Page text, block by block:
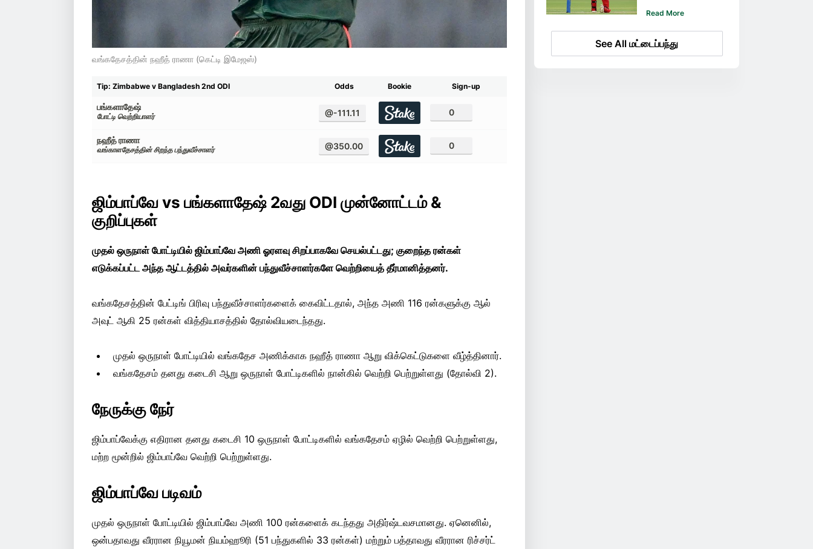
வங்கதேசத்தின் நஹீத் ராணா (கெட்டி இமேஜஸ்)
Tip: Zimbabwe v Bangladesh 2nd ODI Odds Bookie Sign-up
பங்களாதேஷ்
போட்டி வெற்றியாளர் @-111.11 0
நஹீத் ராணா
வங்காளதேசத்தின் சிறந்த பந்துவீச்சாளர் @350.00 0
ஜிம்பாப்வே vs பங்களாதேஷ் 2வது ODI முன்னோட்டம் &
குறிப்புகள்
முதல் ஒருநாள் போட்டியில் ஜிம்பாப்வே அணி ஓரளவு சிறப்பாகவே செயல்பட்டது; குறைந்த ரன்கள்
எடுக்கப்பட்ட அந்த ஆட்டத்தில் அவர்களின் பந்துவீச்சாளர்களே வெற்றியைத் தீர்மானித்தனர்.
வங்கதேசத்தின் பேட்டிங் பிரிவு பந்துவீச்சாளர்களைக் கைவிட்டதால், அந்த அணி 116 ரன்களுக்கு ஆல்
அவுட் ஆகி 25 ரன்கள் வித்தியாசத்தில் தோல்வியடைந்தது.
முதல் ஒருநாள் போட்டியில் வங்கதேச அணிக்காக நஹீத் ராணா ஆறு விக்கெட்டுகளை வீழ்த்தினார்.
வங்கதேசம் தனது கடைசி ஆறு ஒருநாள் போட்டிகளில் நான்கில் வெற்றி பெற்றுள்ளது (தோல்வி 2).
நேருக்கு நேர்
ஜிம்பாப்வேக்கு எதிரான தனது கடைசி 10 ஒருநாள் போட்டிகளில் வங்கதேசம் ஏழில் வெற்றி பெற்றுள்ளது,
மற்ற மூன்றில் ஜிம்பாப்வே வெற்றி பெற்றுள்ளது.
ஜிம்பாப்வே படிவம்
முதல் ஒருநாள் போட்டியில் ஜிம்பாப்வே அணி 100 ரன்களைக் கடந்தது அதிர்ஷ்டவசமானது. ஏனெனில்,
ஒன்பதாவது வீரரான நியூமன் நியம்ஹூரி (51 பந்துகளில் 33 ரன்கள்) மற்றும் பத்தாவது வீரரான ரிச்சர்ட்
மற்றும் குறிப்புகள் – 'தி
வெல்ஷ் Fire தங்களது
அபாரமான வெளி
மைதான வெற்றியைத்
Read More
See All மட்டைப்பந்து